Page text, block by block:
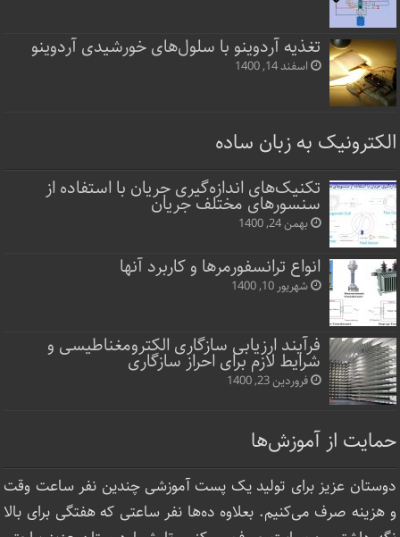
تغذیه آردوینو با سلول‌های خورشیدی آردوینو
اسفند 14, 1400
الکترونیک به زبان ساده
تکنیک‌های اندازه‌گیری جریان با استفاده از
سنسورهای مختلف جریان
بهمن 24, 1400
انواع ترانسفورمرها و کاربرد آنها
شهریور 10, 1400
فرآیند ارزیابی سازگاری الکترومغناطیسی و
شرایط لازم برای احراز سازگاری
فروردین 23, 1400
حمایت از آموزش‌ها
دوستان عزیز برای تولید یک پست آموزشی چندین نفر ساعت‌ وقت
و هزینه صرف می‌کنیم. بعلاوه ده‌ها نفر ساعتی که هفتگی برای بالا